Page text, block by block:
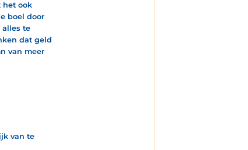
het ook
boel door
te
dat geld
van meer
van te